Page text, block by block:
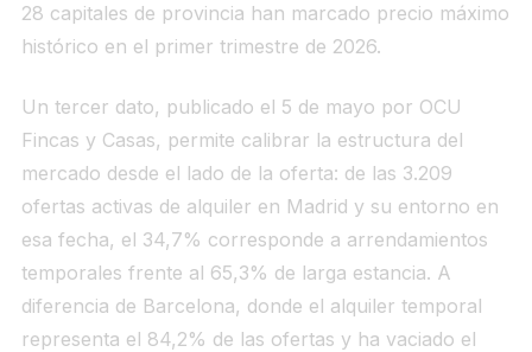
28 capitales de provincia han marcado precio máximo
histórico en el primer trimestre de 2026.
Un tercer dato, publicado el 5 de mayo por OCU
Fincas y Casas, permite calibrar la estructura del
mercado desde el lado de la oferta: de las 3.209
ofertas activas de alquiler en Madrid y su entorno en
esa fecha, el 34,7% corresponde a arrendamientos
temporales frente al 65,3% de larga estancia. A
diferencia de Barcelona, donde el alquiler temporal
representa el 84,2% de las ofertas y ha vaciado el